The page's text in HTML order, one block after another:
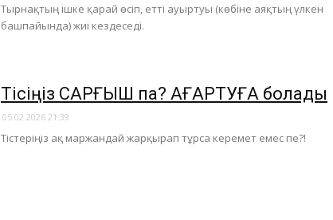
Тырнақтың ішке қарай өсіп, етті ауыртуы (көбіне аяқтың үлкен
башпайында) жиі кездеседі.
​Тісіңіз САРҒЫШ па? АҒАРТУҒА болады
05.02.2026 21:39
Тістеріңіз ақ маржандай жарқырап тұрса керемет емес пе?!